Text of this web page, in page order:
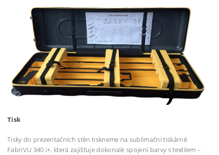
Tisk
Tisky do prezentačních stěn tiskneme na sublimační tiskárně
FabriVU 340 i+, která zajišťuje dokonalé spojení barvy s textilem –